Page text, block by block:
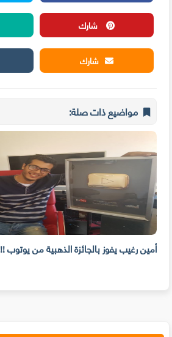
شارك
شارك
مواضيع ذات صلة:
أمين رغيب يفوز بالجائزة الذهبية من يوتوب !!